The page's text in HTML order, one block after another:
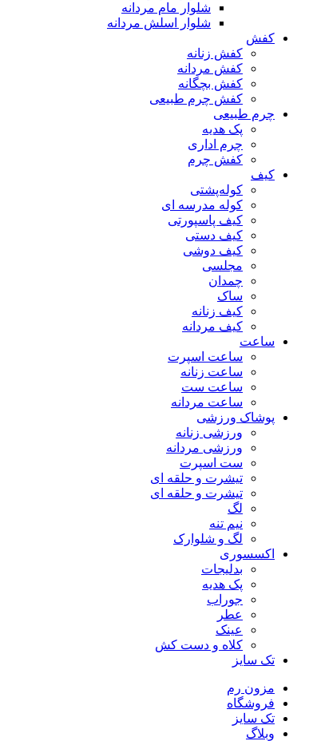
شلوار مام مردانه
شلوار اسلش مردانه
کفش
کفش زنانه
کفش مردانه
کفش بچگانه
کفش چرم طبیعی
چرم طبیعی
پک هدیه
چرم اداری
کفش چرم
کیف
کوله‌پشتی
کوله مدرسه ای
کیف پاسپورتی
کیف دستی
کیف دوشی
مجلسی
چمدان
ساک
کیف زنانه
کیف مردانه
ساعت
ساعت اسپرت
ساعت زنانه
ساعت ست
ساعت مردانه
پوشاک ورزشی
ورزشی زنانه
ورزشی مردانه
ست اسپرت
تیشرت و حلقه ای
تیشرت و حلقه ای
لگ
نیم تنه
لگ و شلوارک
اکسسوری
بدلیجات
پک هدیه
جوراب
عطر
عینک
کلاه و دست کش
تک سایز
مزون رم
فروشگاه
تک سایز
وبلاگ